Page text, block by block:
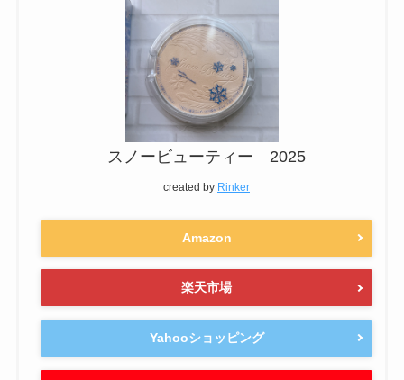
スノービューティー 2025
created by Rinker
Amazon
楽天市場
Yahooショッピング